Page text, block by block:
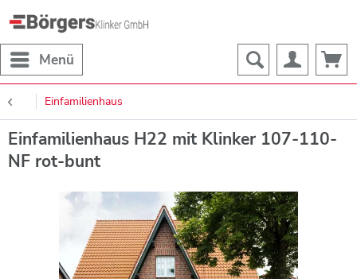
Menü
Einfamilienhaus
Einfamilienhaus H22 mit Klinker 107-110-
NF rot-bunt